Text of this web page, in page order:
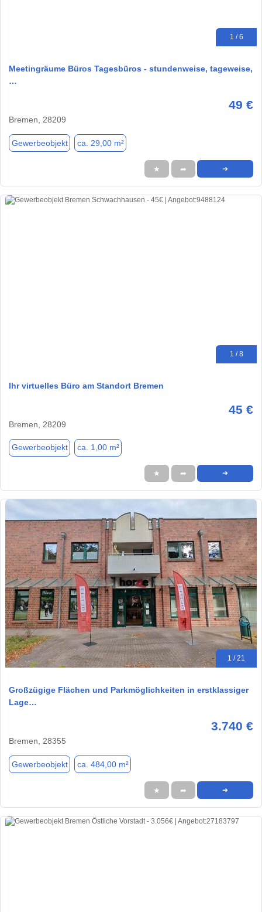
1 / 6
Meetingräume Büros Tagesbüros - stundenweise, tageweise,
…
49 €
Bremen, 28209
Gewerbeobjekt ca. 29,00 m²
★ ➦ ➜
1 / 8
Ihr virtuelles Büro am Standort Bremen
45 €
Bremen, 28209
Gewerbeobjekt ca. 1,00 m²
★ ➦ ➜
1 / 21
Großzügige Flächen und Parkmöglichkeiten in erstklassiger
Lage…
3.740 €
Bremen, 28355
Gewerbeobjekt ca. 484,00 m²
★ ➦ ➜